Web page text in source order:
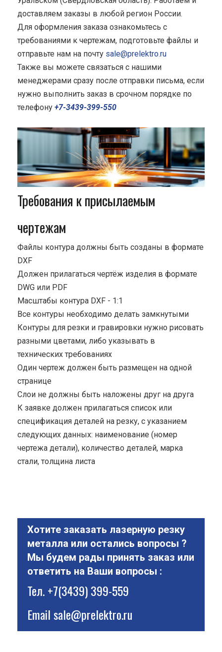
доставляем заказы в любой регион России.
Для оформления заказа ознакомьтесь с
требованиями к чертежам, подготовьте файлы и
отправьте нам на почту sale@prelektro.ru
Также вы можете связаться с нашими
менеджерами сразу после отправки письма, если
нужно выполнить заказ в срочном порядке по
телефону +7-3439-399-550
Требования к присылаемым
чертежам
Файлы контура должны быть созданы в формате
DXF
Должен прилагаться чертёж изделия в формате
DWG или PDF
Масштабы контура DXF - 1:1
Все контуры необходимо делать замкнутыми
Контуры для резки и гравировки нужно рисовать
разными цветами, либо указывать в
технических требованиях
Один чертеж должен быть размещен на одной
странице
Cлои не должны быть наложены друг на друга
К заявке должен прилагаться список или
спецификация деталей на резку, с указанием
следующих данных: наименование (номер
чертежа детали), количество деталей, марка
стали, толщина листа
Хотите заказать лазерную резку
металла или остались вопросы ?
Мы будем рады принять заказ или
ответить на Ваши вопросы :
Тел.+7(3439) 399-559
Emailsale@prelektro.ru